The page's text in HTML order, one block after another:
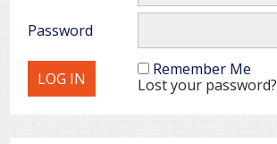
Password
Remember Me
Lost your password?